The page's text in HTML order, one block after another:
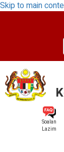
Skip to main
Soalan
Lazim